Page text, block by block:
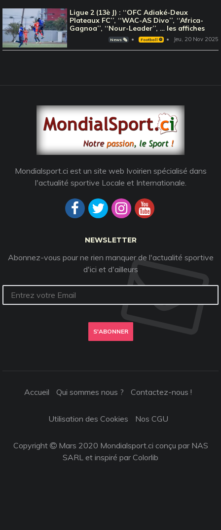
Ligue 2 (13è J) : ‘‘OFC Adiaké-Deux
Plateaux FC’’, ‘‘WAC-AS Divo’’, ‘‘Africa-
Gagnoa’’, ‘‘Nour-Leader’’, … les affiches
News 🗞️ Football ⚽️ Jeu, 20 Nov 2025
Mondialsport.ci est un site web Ivoirien spécialisé dans
l'actualité sportive Locale et Internationale.
NEWSLETTER
Abonnez-vous pour ne rien manquer de l'actualité sportive
d'ici et d'ailleurs
S'ABONNER
Accueil Qui sommes nous ? Contactez-nous !
Utilisation des Cookies Nos CGU
Copyright
Mars 2020 Mondialsport.ci conçu par NAS
SARL et inspiré parColorlib